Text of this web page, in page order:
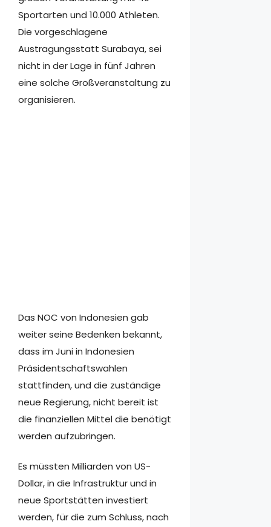
Sportarten und 10.000 Athleten.
Die vorgeschlagene
Austragungsstatt Surabaya, sei
nicht in der Lage in fünf Jahren
eine solche Großveranstaltung zu
organisieren.
Das NOC von Indonesien gab
weiter seine Bedenken bekannt,
dass im Juni in Indonesien
Präsidentschaftswahlen
stattfinden, und die zuständige
neue Regierung, nicht bereit ist
die finanziellen Mittel die benötigt
werden aufzubringen.
Es müssten Milliarden von US-
Dollar, in die Infrastruktur und in
neue Sportstätten investiert
werden, für die zum Schluss, nach